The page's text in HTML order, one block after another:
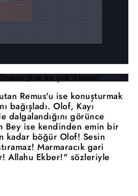
Remus'u ise konuşturmak
bağışladı. Olof, Kayı
dalgalandığını görünce
Bey ise kendinden emin bir
kadar böğür Olof! Sesin
Marmaracık gari
Allahu Ekber!" sözleriyle